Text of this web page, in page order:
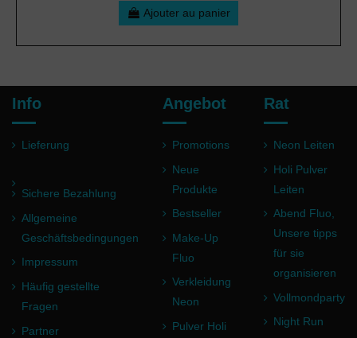
Ajouter au panier
Info
Lieferung
Sichere Bezahlung
Allgemeine
Geschäftsbedingungen
Impressum
Häufig gestellte
Fragen
Partner
Angebot
Promotions
Neue
Produkte
Bestseller
Make-Up
Fluo
Verkleidung
Neon
Pulver Holi
Rat
Neon Leiten
Holi Pulver
Leiten
Abend Fluo,
Unsere tipps
für sie
organisieren
Vollmondparty
Night Run